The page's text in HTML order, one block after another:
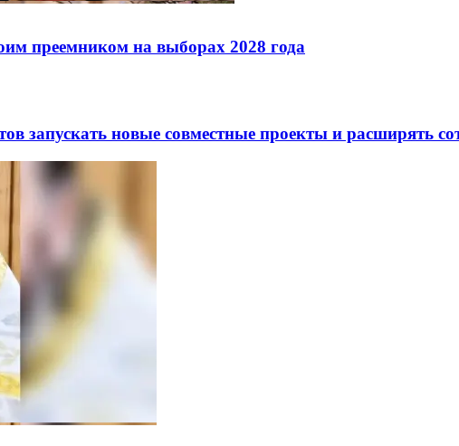
преемником на выборах 2028 года
запускать новые совместные проекты и расширять